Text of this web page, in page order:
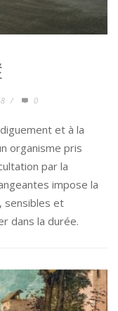
/ 0
et à la
organisme pris
par la
impose la
sensibles et
dans la durée.